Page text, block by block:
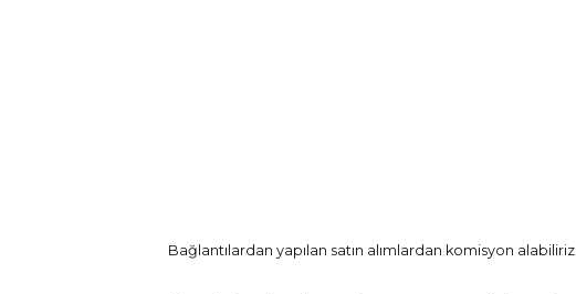
Bağlantılardan yapılan satın alımlardan komisyon alabiliriz.